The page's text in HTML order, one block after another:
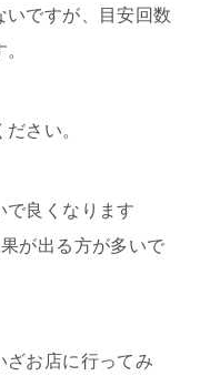
いですが、目安回数
さい。
で良くなります
が出る方が多いで
ざお店に行ってみ